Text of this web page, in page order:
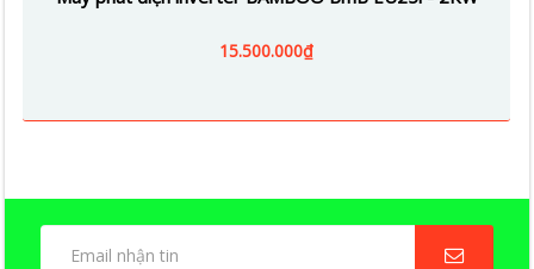
15.500.000₫